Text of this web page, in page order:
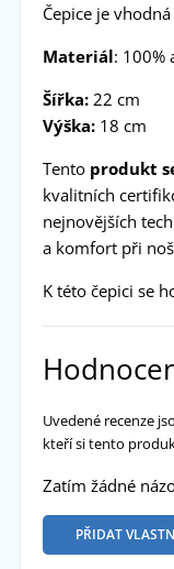
Čepice je
Materiál: 100%
Šířka:22 cm
Výška:18 cm
Tento produkt
kvalitních
nejnovějších
a komfort při
K této čepici se
Uvedené recenze
kteří si tento
Zatím žádné
PŘIDAT